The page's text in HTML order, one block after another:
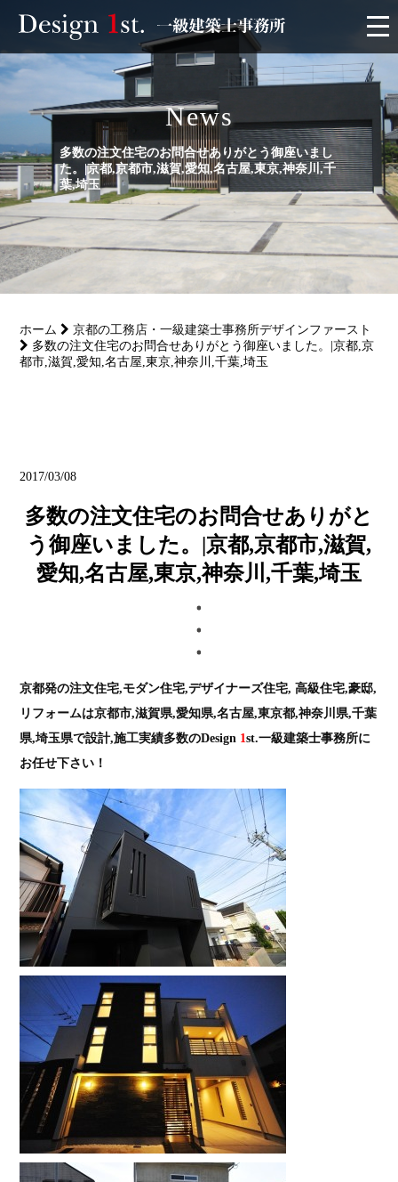
モニター
施工実績・施工事例
リフォーム
サービス
News
多数の注文住宅のお問合せありがとう御座いまし
た。|京都,京都市,滋賀,愛知,名古屋,東京,神奈川,千
葉,埼玉
ホーム
京都の工務店・一級建築士事務所デザインファースト
多数の注文住宅のお問合せありがとう御座いました。|京都,京
都市,滋賀,愛知,名古屋,東京,神奈川,千葉,埼玉
2017/03/08
多数の注文住宅のお問合せありがと
う御座いました。|京都,京都市,滋賀,
愛知,名古屋,東京,神奈川,千葉,埼玉
京都発の注文住宅,モダン住宅,デザイナーズ住宅, 高級住宅,豪邸,
リフォームは京都市,滋賀県,愛知県,名古屋,東京都,神奈川県,千葉
県,埼玉県で設計,施工実績多数のDesign 1st.一級建築士事務所に
お任せ下さい！